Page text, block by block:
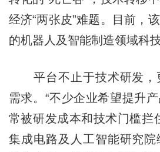
经济“两张皮”难题。目前，
的机器人及智能制造领域科
平台不止于技术研发，
需求。“不少企业希望提升
常被研发成本和技术门槛拦
集成电路及人工智能研究